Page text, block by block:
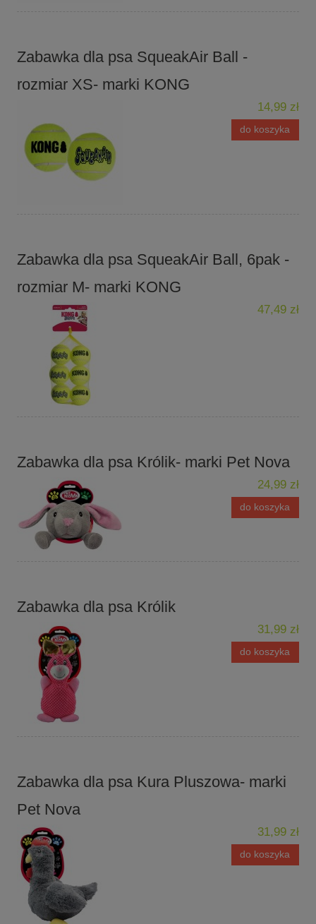
Zabawka dla psa SqueakAir Ball -
rozmiar XS- marki KONG
14,99 zł
do koszyka
Zabawka dla psa SqueakAir Ball, 6pak -
rozmiar M- marki KONG
47,49 zł
Zabawka dla psa Królik- marki Pet Nova
24,99 zł
do koszyka
Zabawka dla psa Królik
31,99 zł
do koszyka
Zabawka dla psa Kura Pluszowa- marki
Pet Nova
31,99 zł
do koszyka